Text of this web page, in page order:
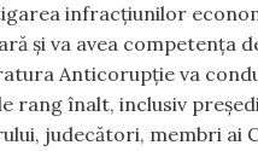
infracțiunilor
și va avea competența
Anticorupție va
rang înalt, inclusiv
judecători, membri ai